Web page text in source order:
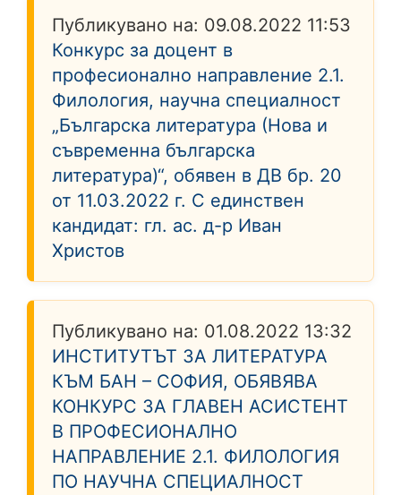
Публикувано на: 09.08.2022 11:53
Конкурс за доцент в
професионално направление 2.1.
Филология, научна специалност
„Българска литература (Нова и
съвременна българска
литература)“, обявен в ДВ бр. 20
от 11.03.2022 г. С единствен
кандидат: гл. ас. д-р Иван
Христов
Публикувано на: 01.08.2022 13:32
ИНСТИТУТЪТ ЗА ЛИТЕРАТУРА
КЪМ БАН – СОФИЯ, ОБЯВЯВА
КОНКУРС ЗА ГЛАВЕН АСИСТЕНТ
В ПРОФЕСИОНАЛНО
НАПРАВЛЕНИЕ 2.1. ФИЛОЛОГИЯ
ПО НАУЧНА СПЕЦИАЛНОСТ